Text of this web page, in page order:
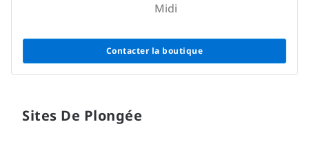
Midi
Contacter la boutique
Sites De Plongée